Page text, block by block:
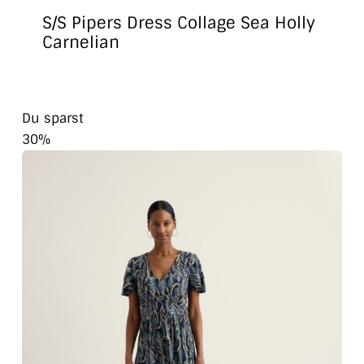
S/S Pipers Dress Collage Sea Holly
Carnelian
Du sparst
30%